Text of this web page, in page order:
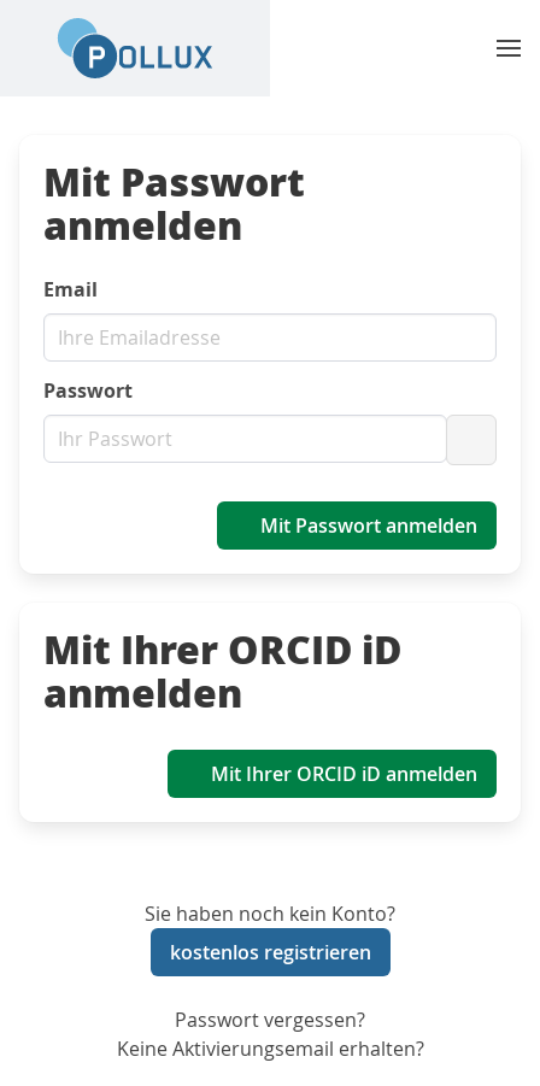
Mit Passwort
anmelden
Email
Passwort
Mit Passwort anmelden
Mit Ihrer ORCID iD
anmelden
Mit Ihrer ORCID iD anmelden
Sie haben noch kein Konto?
kostenlos registrieren
Passwort vergessen?
Keine Aktivierungsemail erhalten?